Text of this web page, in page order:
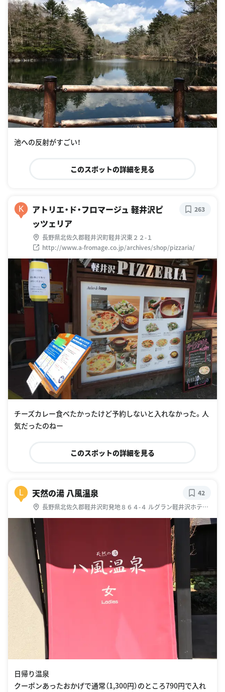
池への反射がすごい！
このスポットの詳細を見る
K
アトリエ・ド・フロマージュ 軽井沢ピ
ッツェリア
長野県北佐久郡軽井沢町軽井沢東２２-１
http://www.a-fromage.co.jp/archives/shop/pizzaria/
263
チーズカレー食べたかったけど予約しないと入れなかった。人
気だったのねー
このスポットの詳細を見る
L 天然の湯 八風温泉
長野県北佐久郡軽井沢町発地８６４-４ ルグラン軽井沢ホテル
&リゾート内
42
日帰り温泉
クーポンあったおかげで通常（1,300円）のところ790円で入れ